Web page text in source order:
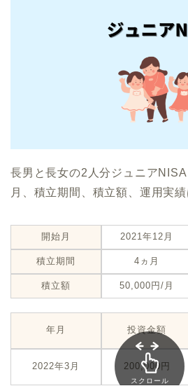
長男と長女の2人分ジュニア
月、積立期間、積立額、運用実績
開始月 2021年12月
積立期間 4ヵ月
積立額 50,000円/月
年月 投資金額
2022年3月 200,000円
スクロール